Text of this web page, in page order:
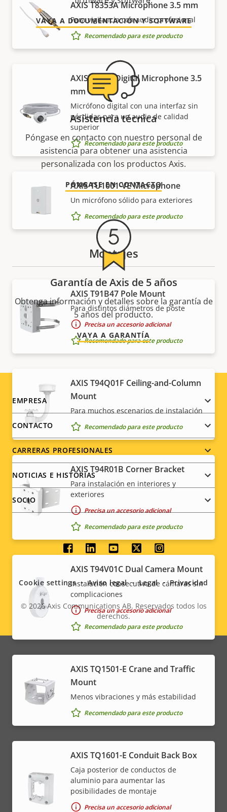
AXIS T8353A Microphone 3.5 mm
Para vigilancia con audio profesional
Recomendado para este producto
AXIS T8355 Digital Microphone 3.5
mm
Micrófono digital con una interfaz sin
pérdidas para un audio de calidad
superior
Recomendado para este producto
AXIS TU1001-VE Microphone
Un micrófono sólido para exteriores
Recomendado para este producto
Montajes
AXIS T91B47 Pole Mount
Para distintos diámetros de poste
Precisa un accesorio adicional
Recomendado para este producto
AXIS T94Q01F Ceiling-and-Column
Mount
Para muchos escenarios de instalación
Recomendado para este producto
AXIS T94R01B Corner Bracket
Para instalación en interiores y
exteriores
Precisa un accesorio adicional
Recomendado para este producto
AXIS T94V01C Dual Camera Mount
Instalación consecutiva de cámaras sin
complicaciones
Precisa un accesorio adicional
Recomendado para este producto
AXIS TQ1501-E Crane and Traffic
Mount
Menos vibraciones y más estabilidad
Recomendado para este producto
AXIS TQ1601-E Conduit Back Box
Caja posterior de conductos de
aluminio para aumentar las
posibilidades de montaje
Precisa un accesorio adicional
VAYA A DOCUMENTACIÓN Y SOFTWARE
Asistencia técnica
Póngase en contacto con nuestro personal de
asistencia para obtener una asistencia
personalizada con los productos Axis.
PÓNGASE EN CONTACTO
Garantía de Axis de 5 años
Obtenga información y detalles sobre la garantía de
5 años del producto.
VAYA A GARANTÍA
Footer
menu
EMPRESA
CONTACTO
CARRERAS PROFESIONALES
NOTICIAS E HISTORIAS
SOCIO
Social
menu
Legal
© 2026Axis Communications AB. Reservados todos los
derechos.
Cookie settings Aviso legal Legal Privacidad